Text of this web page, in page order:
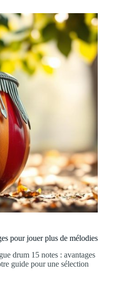
pour jouer plus de mélodies
drum 15 notes : avantages
guide pour une sélection